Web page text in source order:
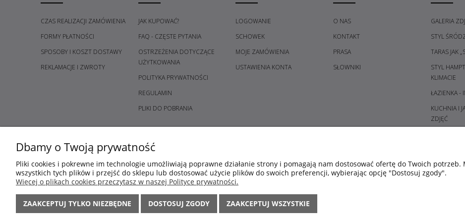
CZAS REALIZACJI ZAMÓWIENIA
FORMY PŁATNOŚCI
SPOSOBY I KOSZT DOSTAWY
REKLAMACJE I ZWROTY
JAK KUPOWAĆ?
FAQ - CZĘSTE PYTANIA
OSTRZEŻENIA DOTYCZĄCE
UŻYTKOWANIA
POLITYKA PRYWATNOŚCI
REGULAMIN
PLIKI DO POBRANIA
LOGOWANIE
SCHOWEK
MOJE ZAMÓWIENIA
USTAWIENIA KONTA
O NAS
KONTAKT
PRASA
SŁOWNIKI
GALERIA
STYL
TARAS JAK
STYL
KLIMACIE
ŁAZIENKA -
KUCHNIA I
ZDJĘĆ
SYPIALNIA
ŚWIECE I
Dbamy o Twoją prywatność
Pliki cookies i pokrewne im technologie umożliwiają poprawne działanie strony i pomagają nam dostosować ofertę do Twoich potrzeb.
wszystkich tych plików i przejść do sklepu lub dostosować użycie plików do swoich preferencji, wybierając opcję "Dostosuj zgody".
Więcej o plikach cookies przeczytasz w naszej Polityce prywatności.
ZAAKCEPTUJ TYLKO NIEZBĘDNE DOSTOSUJ ZGODY ZAAKCEPTUJ WSZYSTKIE